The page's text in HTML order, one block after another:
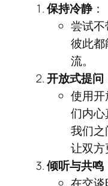
保持冷静：
尝试
彼此
流。
开放式提问
使用
们内心
我们之
让双方
倾听与共鸣